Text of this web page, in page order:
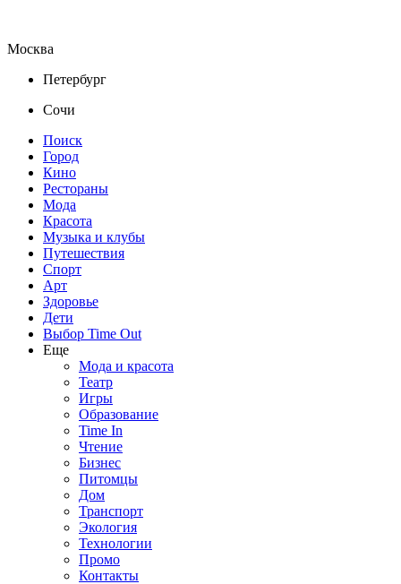
Москва
Петербург
Сочи
Поиск
Город
Кино
Рестораны
Мода
Красота
Музыка и клубы
Путешествия
Спорт
Арт
Здоровье
Дети
Выбор Time Out
Еще
Мода и красота
Театр
Игры
Образование
Time In
Чтение
Бизнес
Питомцы
Дом
Транспорт
Экология
Технологии
Промо
Контакты